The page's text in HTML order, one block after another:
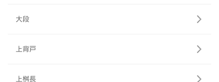
大段
上背戸
上桝長